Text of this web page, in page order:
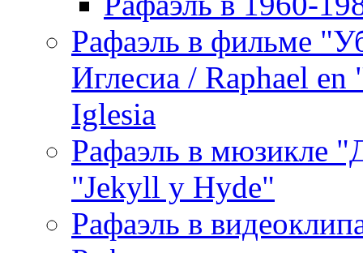
Рафаэль в фильме
Иглесиа / Raphael
Iglesia
Рафаэль в мюзикле
"Jekyll y Hyde"
Рафаэль в